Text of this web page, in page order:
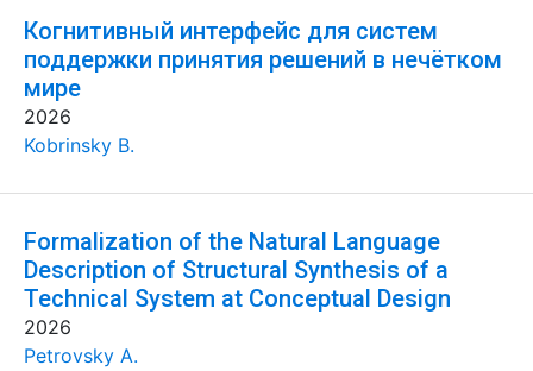
Когнитивный интерфейс для систем
поддержки принятия решений в нечётком
мире
2026
Kobrinsky B.
Formalization of the Natural Language
Description of Structural Synthesis of a
Technical System at Conceptual Design
2026
Petrovsky A.